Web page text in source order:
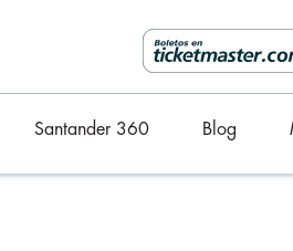
Santander 360 Blog